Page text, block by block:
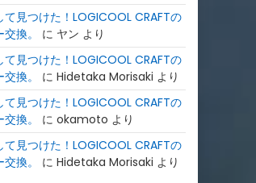
て見つけた！LOGICOOL CRAFTの
換。
に ヤン より
て見つけた！LOGICOOL CRAFTの
換。
にHidetaka Morisaki より
て見つけた！LOGICOOL CRAFTの
換。
にokamoto より
て見つけた！LOGICOOL CRAFTの
換。
にHidetaka Morisaki より